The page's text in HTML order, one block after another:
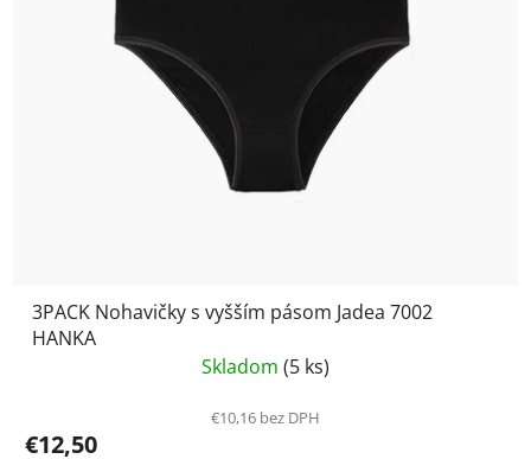
3PACK Nohavičky s vyšším pásom Jadea 7002
HANKA
Skladom (5 ks)
€10,16 bez DPH
€12,50